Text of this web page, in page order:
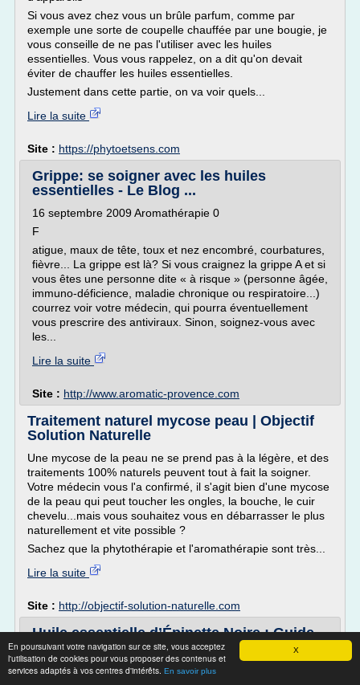
X
En poursuivant votre navigation sur ce site, vous acceptez
l'utilisation de cookies pour vous proposer des contenus et
services adaptés à vos centres d'intérêts. En savoir plus
Si vous avez chez vous un brûle parfum, comme par
exemple une sorte de coupelle chauffée par une bougie, je
vous conseille de ne pas l'utiliser avec les huiles
essentielles. Vous vous rappelez, on a dit qu'on devait
éviter de chauffer les huiles essentielles.
Justement dans cette partie, on va voir quels...
Lire la suite
Site : https://phytoetsens.com
Grippe: se soigner avec les huiles
essentielles - Le Blog ...
16 septembre 2009 Aromathérapie 0
F
atigue, maux de tête, toux et nez encombré, courbatures,
fièvre... La grippe est là? Si vous craignez la grippe A et si
vous êtes une personne dite « à risque » (personne âgée,
immuno-déficience, maladie chronique ou respiratoire...)
courrez voir votre médecin, qui pourra éventuellement
vous prescrire des antiviraux. Sinon, soignez-vous avec
les...
Lire la suite
Site : http://www.aromatic-provence.com
Traitement naturel mycose peau | Objectif
Solution Naturelle
Une mycose de la peau ne se prend pas à la légère, et des
traitements 100% naturels peuvent tout à fait la soigner.
Votre médecin vous l'a confirmé, il s'agit bien d'une mycose
de la peau qui peut toucher les ongles, la bouche, le cuir
chevelu...mais vous souhaitez vous en débarrasser le plus
naturellement et vite possible ?
Sachez que la phytothérapie et l'aromathérapie sont très...
Lire la suite
Site : http://objectif-solution-naturelle.com
Huile essentielle d’Épinette Noire : Guide
complet d ...
4,80 EUR Ajouter au Out of stock